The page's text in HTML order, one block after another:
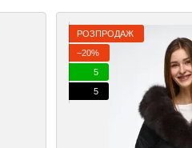
РОЗПРОДАЖ
−20%
5
5